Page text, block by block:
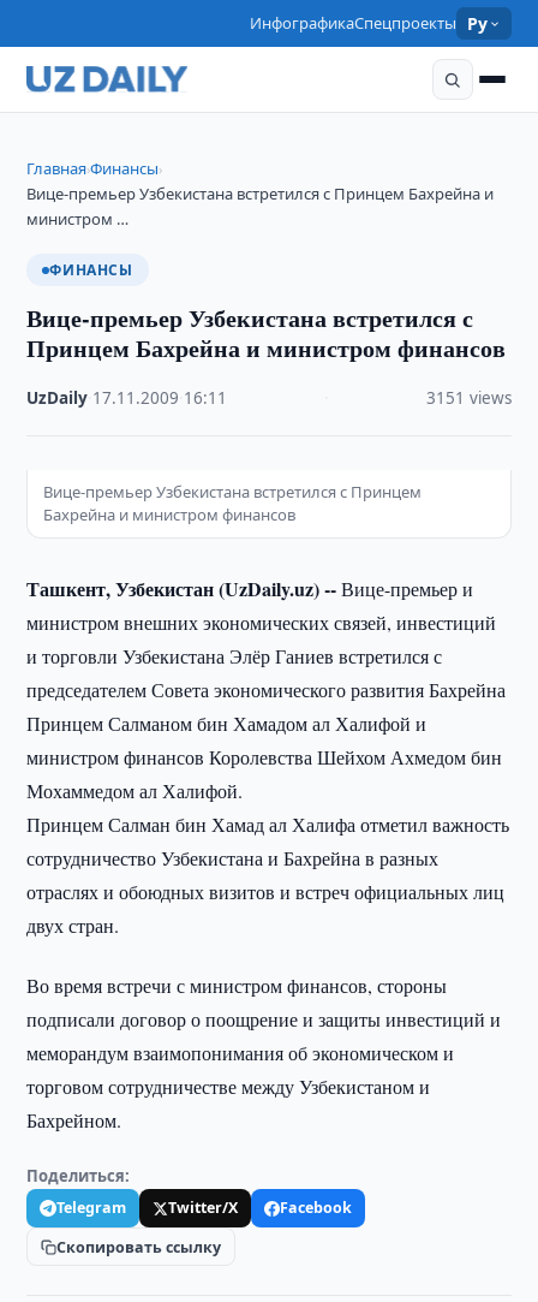
ИнфографикаСпецпроекты Ру
Главная›Финансы›
Вице-премьер Узбекистана встретился с Принцем Бахрейна и
министром …
ФИНАНСЫ
Вице-премьер Узбекистана встретился с
Принцем Бахрейна и министром финансов
UzDaily 17.11.2009 16:11 3151 views
Вице-премьер Узбекистана встретился с Принцем
Бахрейна и министром финансов
Ташкент, Узбекистан (UzDaily.uz) --Вице-премьер и
министром внешних экономических связей, инвестиций
и торговли Узбекистана Элёр Ганиев встретился с
председателем Совета экономического развития Бахрейна
Принцем Салманом бин Хамадом ал Халифой и
министром финансов Королевства Шейхом Ахмедом бин
Мохаммедом ал Халифой.
Принцем Салман бин Хамад ал Халифа отметил важность
сотрудничество Узбекистана и Бахрейна в разных
отраслях и обоюдных визитов и встреч официальных лиц
двух стран.
Во время встречи с министром финансов, стороны
подписали договор о поощрение и защиты инвестиций и
меморандум взаимопонимания об экономическом и
торговом сотрудничестве между Узбекистаном и
Бахрейном.
Поделиться:
Telegram Twitter/X
Facebook
Скопировать ссылку